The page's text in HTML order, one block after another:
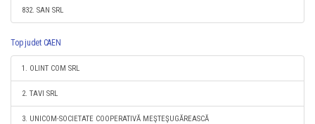
832. SAN SRL
Top judet CAEN
1. OLINT COM SRL
2. TAVI SRL
3. UNICOM-SOCIETATE COOPERATIVĂ MEŞTEŞUGĂREASCĂ